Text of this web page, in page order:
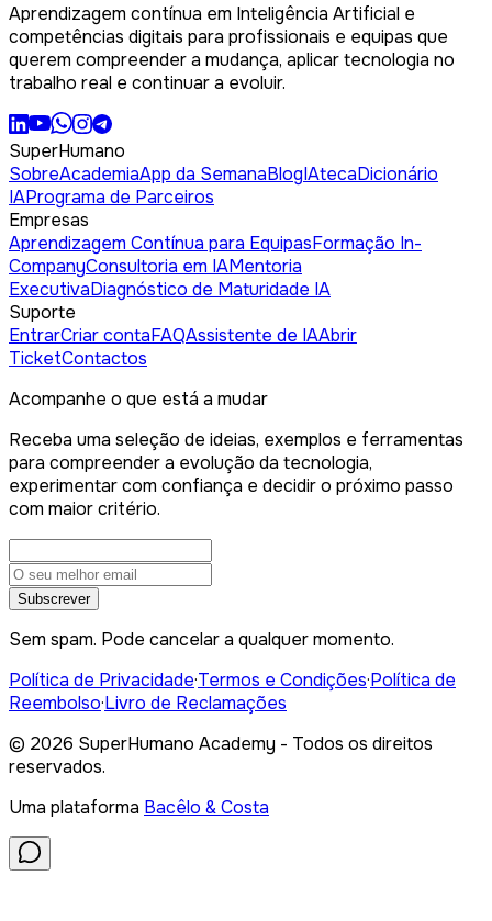
Aprendizagem contínua em Inteligência Artificial e
competências digitais para profissionais e equipas que
querem compreender a mudança, aplicar tecnologia no
trabalho real e continuar a evoluir.
SuperHumano
SobreAcademiaApp da SemanaBlogIAtecaDicionário
IAPrograma de Parceiros
Empresas
Aprendizagem Contínua para EquipasFormação In-
CompanyConsultoria em IAMentoria
ExecutivaDiagnóstico de Maturidade IA
Suporte
EntrarCriar contaFAQAssistente de IAAbrir
TicketContactos
Acompanhe o que está a mudar
Receba uma seleção de ideias, exemplos e ferramentas
para compreender a evolução da tecnologia,
experimentar com confiança e decidir o próximo passo
com maior critério.
Subscrever
Sem spam. Pode cancelar a qualquer momento.
Política de Privacidade·Termos e Condições·Política de
Reembolso·Livro de Reclamações
© 2026 SuperHumano Academy - Todos os direitos
reservados.
Uma plataforma Bacêlo & Costa